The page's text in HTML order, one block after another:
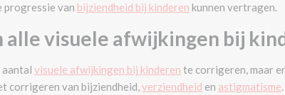
progressie van bijziendheid bij kinderen kunnen vertragen.
alle visuele afwijkingen bij
visuele afwijkingen bij kinderen te corrigeren, maar
corrigeren van bijziendheid,verziendheid en astigmatisme